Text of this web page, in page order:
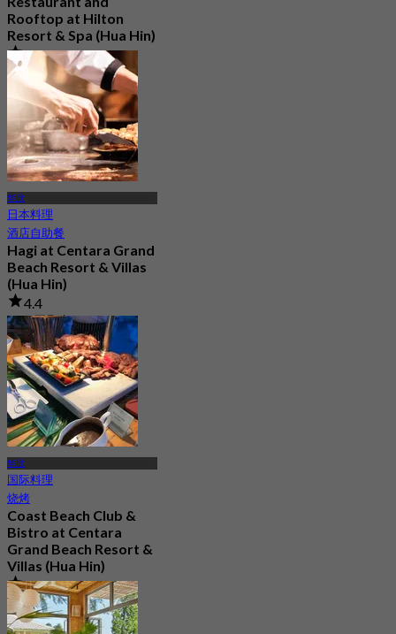
Rooftop at Hilton
Resort & Spa (Hua Hin)
4.9
3.3K 已预订
฿ 700
华欣
日本料理
酒店自助餐
Hagi at Centara Grand
Beach Resort & Villas
(Hua Hin)
4.4
124 已预订
起฿ 747.5
华欣
国际料理
烧烤
Coast Beach Club &
Bistro at Centara
Grand Beach Resort &
Villas (Hua Hin)
4.7
359 已预订
起฿ 615